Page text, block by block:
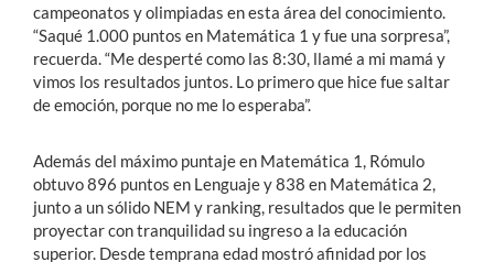
campeonatos y olimpiadas en esta área del conocimiento.
“Saqué 1.000 puntos en Matemática 1 y fue una sorpresa”,
recuerda. “Me desperté como las 8:30, llamé a mi mamá y
vimos los resultados juntos. Lo primero que hice fue saltar
de emoción, porque no me lo esperaba”.
Además del máximo puntaje en Matemática 1, Rómulo
obtuvo 896 puntos en Lenguaje y 838 en Matemática 2,
junto a un sólido NEM y ranking, resultados que le permiten
proyectar con tranquilidad su ingreso a la educación
superior. Desde temprana edad mostró afinidad por los